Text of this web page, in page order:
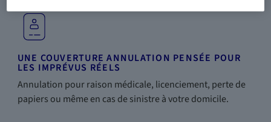
UNE COUVERTURE ANNULATION PENSÉE POUR
LES IMPRÉVUS RÉELS
Annulation pour raison médicale, licenciement, perte de
papiers ou même en cas de sinistre à votre domicile.